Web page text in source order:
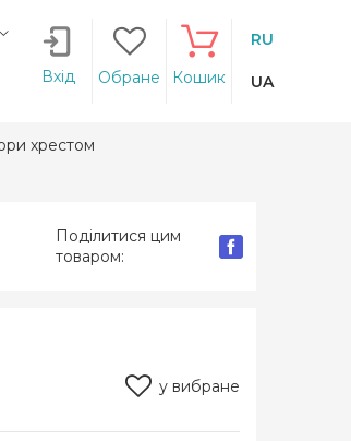
Вхід Обране Кошик
RU
UA
хрестом
Поділитися цим
товаром:
у вибране